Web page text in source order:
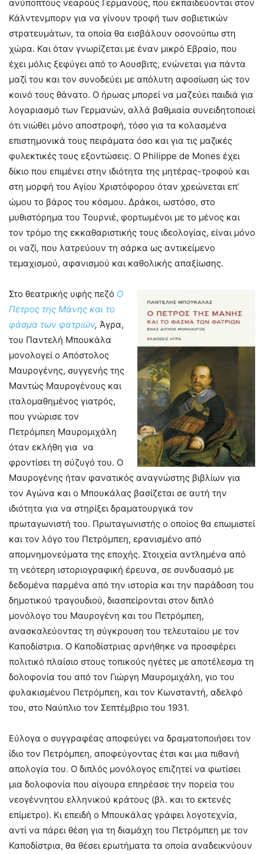
ανύποπτους νεαρούς Γερμανούς, που εκπαιδεύονται στον
Κάλντενμπορν για να γίνουν τροφή των σοβιετικών
στρατευμάτων, τα οποία θα εισβάλουν οσονούπω στη
χώρα. Και όταν γνωρίζεται με έναν μικρό Εβραίο, που
έχει μόλις ξεφύγει από το Αουσβιτς, ενώνεται για πάντα
μαζί του και τον συνοδεύει με απόλυτη αφοσίωση ώς τον
κοινό τους θάνατο. Ο ήρωας μπορεί να μαζεύει παιδιά για
λογαριασμό των Γερμανών, αλλά βαθμιαία συνειδητοποιεί
ότι νιώθει μόνο αποστροφή, τόσο για τα κολασμένα
επιστημονικά τους πειράματα όσο και για τις μαζικές
φυλεκτικές τους εξοντώσεις. Ο Philippe de Mones έχει
δίκιο που επιμένει στην ιδιότητα της μητέρας-τροφού και
στη μορφή του Αγίου Χριστόφορου όταν χρεώνεται επ’
ώμου το βάρος του κόσμου. Δράκοι, ωστόσο, στο
μυθιστόρημα του Τουρνιέ, φορτωμένοι με το μένος και
τον τρόμο της εκκαθαριστικής τους ιδεολογίας, είναι μόνο
οι ναζί, που λατρεύουν τη σάρκα ως αντικείμενο
τεμαχισμού, αφανισμού και καθολικής απαξίωσης.
Στο θεατρικής υφής πεζό Ο
Πέτρος της Μάνης και το
φάσμα των φατριών, Άγρα,
του Παντελή Μπουκάλα
μονολογεί ο Απόστολος
Μαυρογένης, συγγενής της
Μαντώς Μαυρογένους και
ιταλομαθημένος γιατρός,
που γνώρισε τον
Πετρόμπεη Μαυρομιχάλη
όταν εκλήθη για να
φροντίσει τη σύζυγό του. Ο
Μαυρογένης ήταν φανατικός αναγνώστης βιβλίων για
τον Αγώνα και ο Μπουκάλας βασίζεται σε αυτή την
ιδιότητα για να στηρίξει δραματουργικά τον
πρωταγωνιστή του. Πρωταγωνιστής ο οποίος θα επωμιστεί
και τον λόγο του Πετρόμπεη, ερανισμένο από
απομνημονεύματα της εποχής. Στοιχεία αντλημένα από
τη νεότερη ιστοριογραφική έρευνα, σε συνδυασμό με
δεδομένα παρμένα από την ιστορία και την παράδοση του
δημοτικού τραγουδιού, διασπείρονται στον διπλό
μονόλογο του Μαυρογένη και του Πετρόμπεη,
ανασκαλεύοντας τη σύγκρουση του τελευταίου με τον
Καποδίστρια. Ο Καποδίστριας αρνήθηκε να προσφέρει
πολιτικό πλαίσιο στους τοπικούς ηγέτες με αποτέλεσμα τη
δολοφονία του από τον Γιώργη Μαυρομιχάλη, γιο του
φυλακισμένου Πετρόμπεη, και τον Κωνσταντή, αδελφό
του, στο Ναύπλιο τον Σεπτέμβριο του 1931.
Εύλογα ο συγγραφέας αποφεύγει να δραματοποιήσει τον
ίδιο τον Πετρόμπεη, αποφεύγοντας έτσι και μια πιθανή
απολογία του. Ο διπλός μονόλογος επιζητεί να φωτίσει
μια δολοφονία που σίγουρα επηρέασε την πορεία του
νεογέννητου ελληνικού κράτους (βλ. και το εκτενές
επίμετρο). Κι επειδή ο Μπουκάλας γράφει λογοτεχνία,
αντί να πάρει θέση για τη διαμάχη του Πετρόμπεη με τον
Καποδίστρια, θα θέσει ερωτήματα τα οποία αναδεικνύουν